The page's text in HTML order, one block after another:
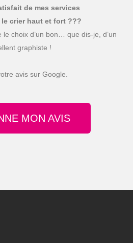
de mes services
crier haut et fort ???
choix d’un bon… que dis-je, d’un
graphiste !
avis sur Google.
MON AVIS